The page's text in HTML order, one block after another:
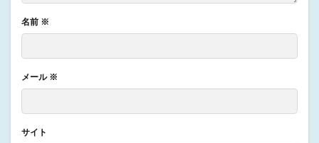
名前 ※
メール ※
サイト